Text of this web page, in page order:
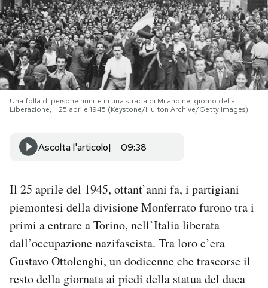
NEWSLETTER
I MIEI PREFERITI
Area Personale
Newsletter
Notifiche mobile
Regala il Post
Hai bisogno di aiuto?
Esci
Una folla di persone riunite in una strada di Milano nel giorno della
Liberazione, il 25 aprile 1945 (Keystone/Hulton Archive/Getty Images)
Ascolta l'articolo 09:38
Il 25 aprile del 1945, ottant’anni fa, i partigiani
piemontesi della divisione Monferrato furono tra i
primi a entrare a Torino, nell’Italia liberata
dall’occupazione nazifascista. Tra loro c’era
Gustavo Ottolenghi, un dodicenne che trascorse il
resto della giornata ai piedi della statua del duca